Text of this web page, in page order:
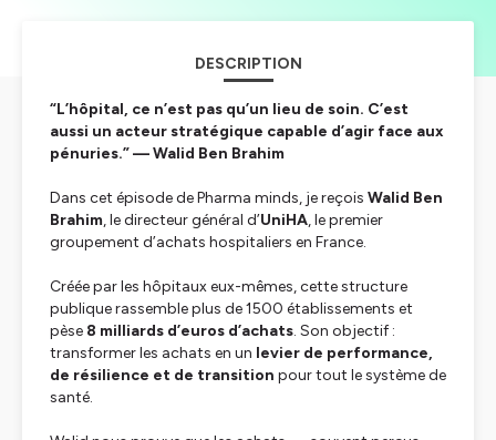
DESCRIPTION
“L’hôpital, ce n’est pas qu’un lieu de soin. C’est
aussi un acteur stratégique capable d’agir face aux
pénuries.” — Walid Ben Brahim
Dans cet épisode dePharma minds, je reçois Walid Ben
Brahim, le directeur général d’UniHA, le premier
groupement d’achats hospitaliers en France.
Créée par les hôpitaux eux-mêmes, cette structure
publique rassemble plus de 1500 établissements et
pèse 8 milliards d’euros d’achats. Son objectif :
transformer les achats en un levier de performance,
de résilience et de transition pour tout le système de
santé.